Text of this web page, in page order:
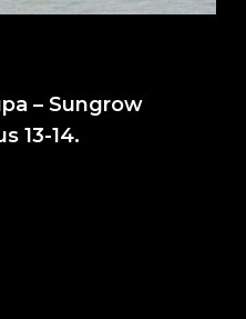
– Sungrow
13-14.